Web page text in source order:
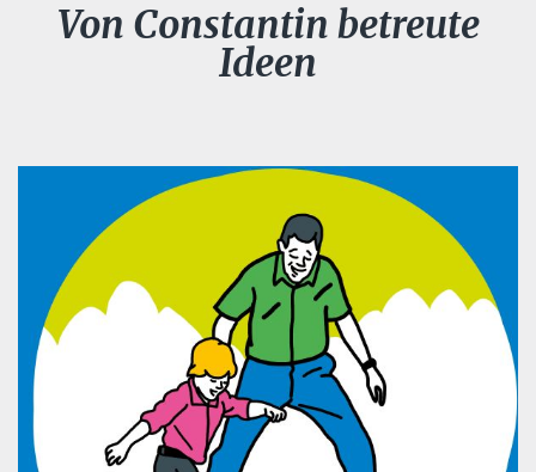
Von Constantin betreute
Ideen